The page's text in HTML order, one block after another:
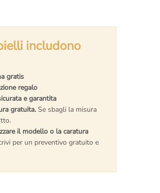
includono
gratis
regalo
e garantita
gratuita. Se sbagli la misura
il modello o la caratura
per un preventivo gratuito e